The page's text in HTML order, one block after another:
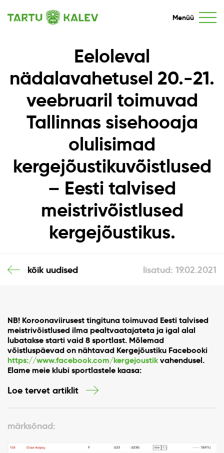
Menüü
Eeloleval
nädalavahetusel 20.-21.
veebruaril toimuvad
Tallinnas sisehooaja
olulisimad
kergejõustikuvõistlused
– Eesti talvised
meistrivõistlused
kergejõustikus.
kõik uudised lisatud: 19.02.2021
NB! Koroonaviirusest tingituna toimuvad Eesti talvised
meistrivõistlused ilma pealtvaatajateta ja igal alal
lubatakse starti vaid 8 sportlast. Mõlemad
võistluspäevad on nähtavad Kergejõustiku Facebooki
https://www.facebook.com/kergejoustikvahendusel.
Elame meie klubi sportlastele kaasa:
Loe tervet artiklit
märksõnad: